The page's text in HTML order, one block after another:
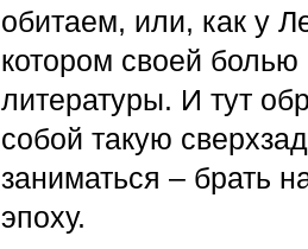
обитаем, или, как у
котором своей
литературы. И тут
собой такую
заниматься – брать
эпоху.